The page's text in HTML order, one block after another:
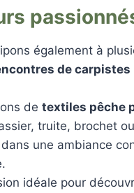
également à
de carpistes
de textiles pêche
truite, brochet
une ambiance
idéale pour